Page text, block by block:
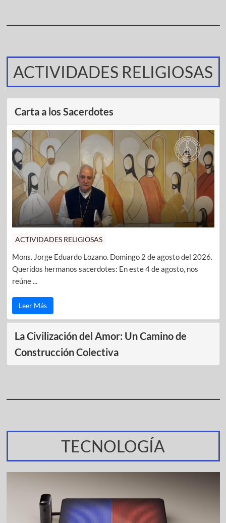
ACTIVIDADES RELIGIOSAS
Carta a los Sacerdotes
ACTIVIDADES RELIGIOSAS
Mons. Jorge Eduardo Lozano. Domingo 2 de agosto del 2026.
Queridos hermanos sacerdotes: En este 4 de agosto, nos
reúne ...
Leer Más
La Civilización del Amor: Un Camino de
Construcción Colectiva
TECNOLOGÍA